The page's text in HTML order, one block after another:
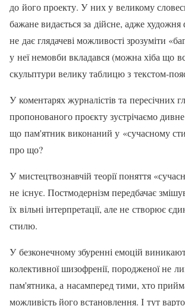
до його проекту. У них у великому
бажане видається за дійсне, адже
не дає глядачеві можливості зрозуміти
у неї немовби вкладався (можна хіба що
скульптури велику таблицю з текстом-
У коментарях журналістів та пересічних
пропонованого проєкту зустрічаємо
що пам'ятник виконаний у «сучасному
про що?
У мистецтвознавчій теорії поняття
не існує. Постмодернізм передбачає
їх вільні інтерпретації, але не створює
стилю.
У безконечному збуренні емоцій
колективної шизофренії, породженої не
пам'ятника, а насамперед тими, хто
можливість його встановлення. І тут